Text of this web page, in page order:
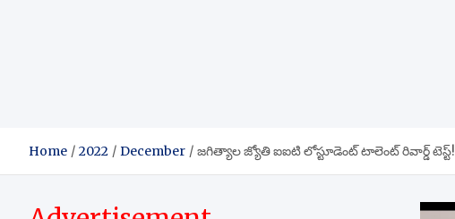
Home 2022 December జగిత్యాల జ్యోతి ఐఐటి లోస్టూడెంట్ టాలెంట్ రివార్డ్ టెస్ట్!